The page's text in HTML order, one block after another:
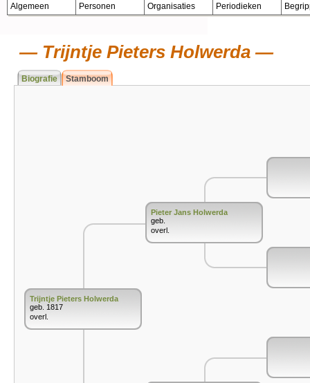
Algemeen Personen Organisaties Periodieken
Trijntje Pieters Holwerda
Biografie Stamboom
Trijntje Pieters Holwerda
geb. 1817
overl.
Pieter Jans Holwerda
geb.
overl.